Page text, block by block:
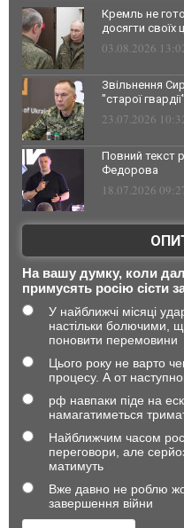
Кремль не
досягти своїх
03.08.2026
Звільнення
"старої
23.07.2026
Повний текст
Федорова
18.07.2026
На вашу думку, коли
примусять росію сісти
У найближчі місяці
настільки болючими,
поновити перемовини
Цього року не варто
процесу. А от
рф навпаки піде на
намагатиметься
Найближчим часом
переговори, але
матимуть
Вже давно не роблю
завершення війни